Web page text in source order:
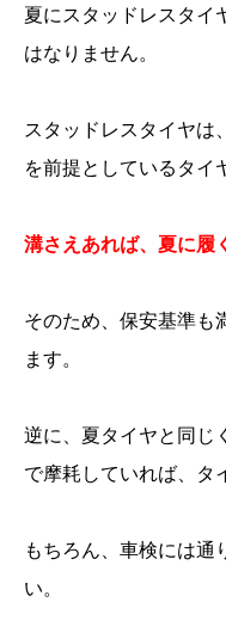
夏にスタッドレスタイ
はなりません。
スタッドレスタイヤは
を前提としているタイ
溝さえあれば、夏に履
そのため、保安基準も
ます。
逆に、夏タイヤと同じ
で摩耗していれば、タ
もちろん、車検には通
い。